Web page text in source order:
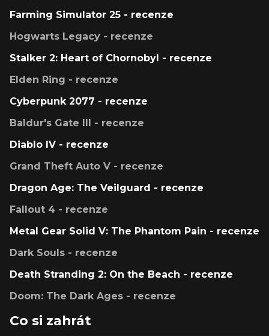
Farming Simulator 25 - recenze
Hogwarts Legacy - recenze
Stalker 2: Heart of Chornobyl - recenze
Elden Ring - recenze
Cyberpunk 2077 - recenze
Baldur's Gate III - recenze
Diablo IV - recenze
Grand Theft Auto V - recenze
Dragon Age: The Veilguard - recenze
Fallout 4 - recenze
Metal Gear Solid V: The Phantom Pain - recenze
Dark Souls - recenze
Death Stranding 2: On the Beach - recenze
Doom: The Dark Ages - recenze
Co si zahrát